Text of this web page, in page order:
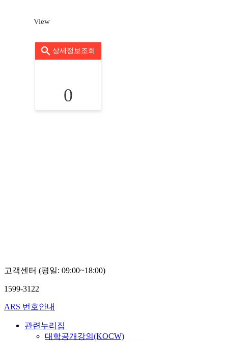
View
상세정보조회
0
고객센터 (평일: 09:00~18:00)
1599-3122
ARS 번호안내
관련누리집
대학공개강의(KOCW)